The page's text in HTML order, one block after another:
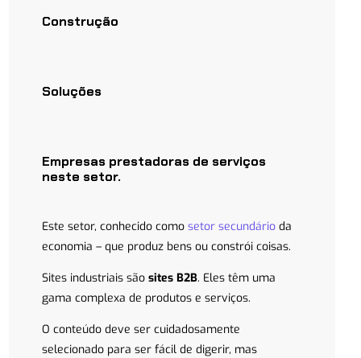
Construção
Soluções
Empresas prestadoras de serviços
neste setor.
Este setor, conhecido como setor secundárioda
economia – que produz bens ou constrói coisas.
Sites industriais são sites B2B. Eles têm uma
gama complexa de produtos e serviços.
O conteúdo deve ser cuidadosamente
selecionado para ser fácil de digerir, mas